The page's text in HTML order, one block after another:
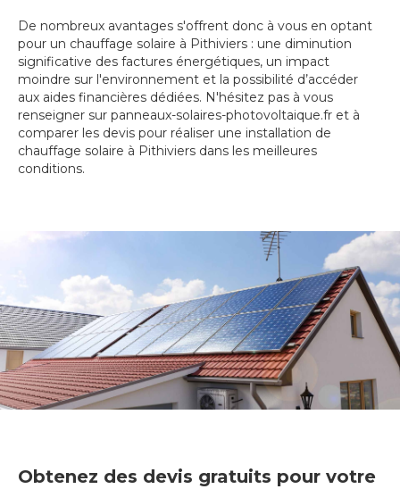
De nombreux avantages s'offrent donc à vous en optant
pour un chauffage solaire à Pithiviers : une diminution
significative des factures énergétiques, un impact
moindre sur l'environnement et la possibilité d’accéder
aux aides financières dédiées. N'hésitez pas à vous
renseigner sur panneaux-solaires-photovoltaique.fr et à
comparer les devis pour réaliser une installation de
chauffage solaire à Pithiviers dans les meilleures
conditions.
Obtenez des devis gratuits pour votre